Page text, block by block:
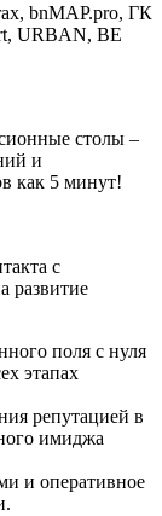
bnMAP.pro, ГК
URBAN, BE
столы –
и
как 5 минут!
с
развитие
поля с нуля
этапах
репутацией в
имиджа
и оперативное